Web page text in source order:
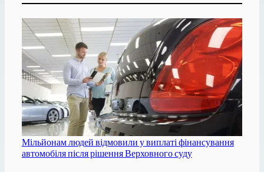
Мільйонам людей відмовили у виплаті фінансування
автомобіля після рішення Верховного суду